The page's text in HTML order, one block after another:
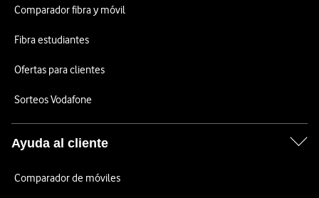
Comparador fibra y móvil
Fibra estudiantes
Ofertas para clientes
Sorteos Vodafone
Ayuda al cliente
Comparador de móviles